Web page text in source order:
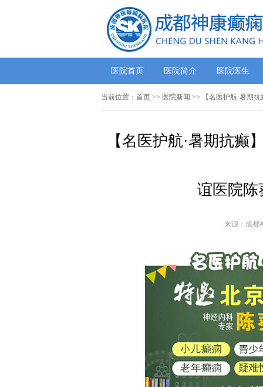
医院首页 医院简介 医院医生
当前位置： 首页 >> 医院新闻 >> 【名医护航·暑期
【名医护航·暑期抗癫
谊医院陈
来源：成都